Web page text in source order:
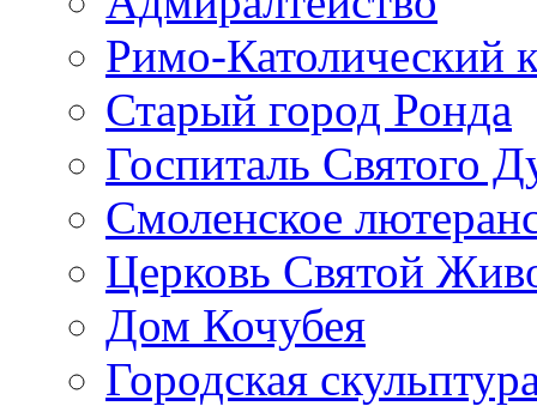
Римо-Католический
Старый город Ронда
Госпиталь Святого
Смоленское
Церковь Святой
Дом Кочубея
Городская